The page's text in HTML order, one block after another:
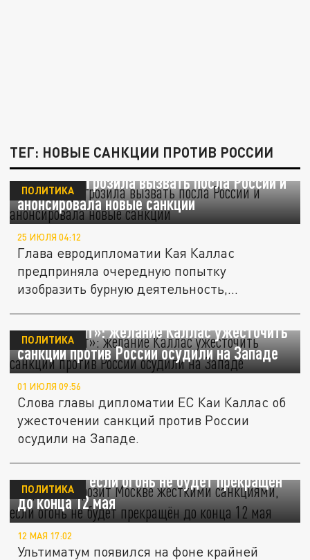
ТЕГ: НОВЫЕ САНКЦИИ ПРОТИВ РОССИИ
Каллас пригрозила вызвать посла России и
анонсировала новые санкции
ПОЛИТИКА
25 ИЮЛЯ 04:12
Глава евродипломатии Кая Каллас
предприняла очередную попытку
изобразить бурную деятельность,
«Она бредит»: желание Каллас ужесточить
санкции против России осудили на Западе
ПОЛИТИКА
01 ИЮЛЯ 09:56
Слова главы дипломатии ЕС Каи Каллас об
ужесточении санкций против России
осудили на Западе.
Германия грозит Москве жесткими
санкциями, если огонь не будет прекращён
до конца 12 мая
ПОЛИТИКА
12 МАЯ 17:02
Ультиматум появился на фоне крайней